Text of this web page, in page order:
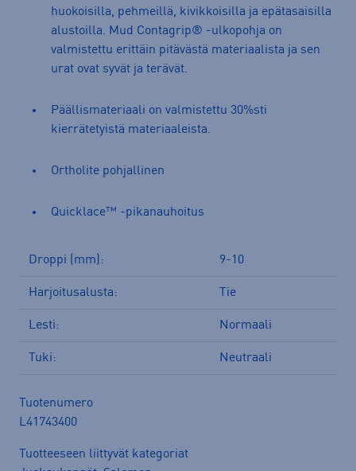
huokoisilla, pehmeillä, kivikkoisilla ja epätasaisilla
alustoilla. Mud Contagrip® -ulkopohja on
valmistettu erittäin pitävästä materiaalista ja sen
urat ovat syvät ja terävät.
Päällismateriaali on valmistettu 30%sti
kierrätetyistä materiaaleista.
Ortholite pohjallinen
Quicklace™ -pikanauhoitus
Droppi (mm): 9-10
Harjoitusalusta: Tie
Lesti: Normaali
Tuki: Neutraali
Tuotenumero
L41743400
Tuotteeseen liittyvät kategoriat